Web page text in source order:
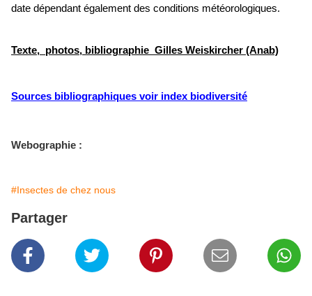
date dépendant également des conditions météorologiques.
Texte, photos, bibliographie Gilles Weiskircher (Anab)
Sources bibliographiques voir index biodiversité
Webographie :
#Insectes de chez nous
Partager